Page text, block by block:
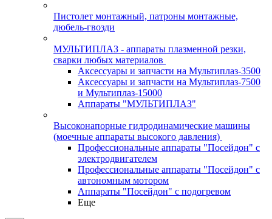
Пистолет монтажный, патроны монтажные,
дюбель-гвозди
МУЛЬТИПЛАЗ - аппараты плазменной резки,
сварки любых материалов
Аксессуары и запчасти на Мультиплаз-3500
Аксессуары и запчасти на Мультиплаз-7500
и Мультиплаз-15000
Аппараты "МУЛЬТИПЛАЗ"
Высоконапорные гидродинамические машины
(моечные аппараты высокого давления)
Профессиональные аппараты "Посейдон" с
электродвигателем
Профессиональные аппараты "Посейдон" с
автономным мотором
Аппараты "Посейдон" с подогревом
Еще